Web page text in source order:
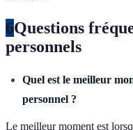
6Questions
personnels
Quel est le meilleur
personnel ?
Le meilleur moment est